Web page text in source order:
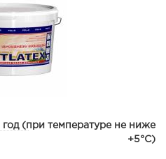
1 год (при температуре не ниже
+5°С)